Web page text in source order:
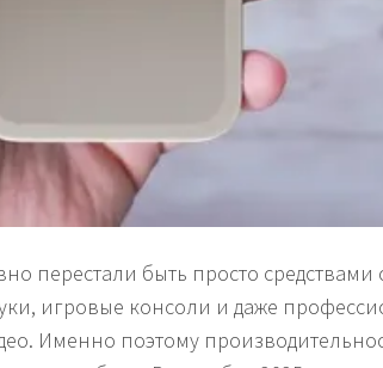
перестали быть просто средствами
игровые консоли и даже
Именно поэтому